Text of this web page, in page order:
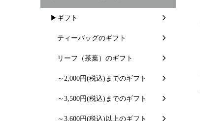
▶ギフト
ティーバッグのギフト
リーフ（茶葉）のギフト
～2,000円(税込)までのギフト
～3,500円(税込)までのギフト
～3,600円(税込)以上のギフト